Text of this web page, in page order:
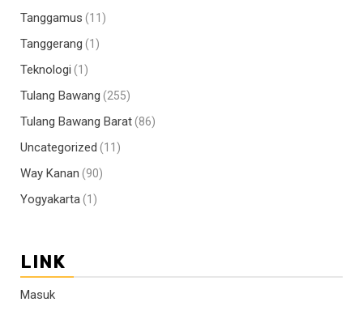
Tanggamus (11)
Tanggerang (1)
Teknologi (1)
Tulang Bawang (255)
Tulang Bawang Barat(86)
Uncategorized (11)
Way Kanan (90)
Yogyakarta(1)
LINK
Masuk